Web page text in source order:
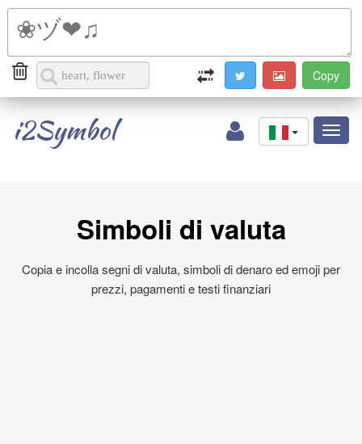
i2Symbol
Simboli di valuta
Copia e incolla segni di valuta, simboli di denaro ed emoji per
prezzi, pagamenti e testi finanziari